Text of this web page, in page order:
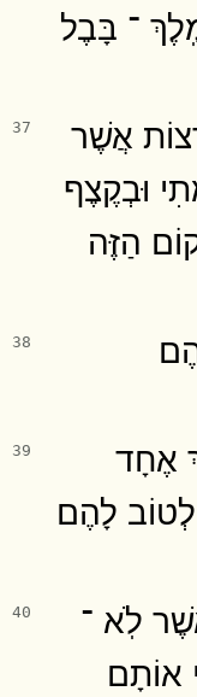
־ בָּבֶל
37
אֲשֶׁר
וּבְקֶצֶף
הַזֶּה
38
39
אֶחָד
לָהֶם
40
לֹֽא ־
אוֹתָם